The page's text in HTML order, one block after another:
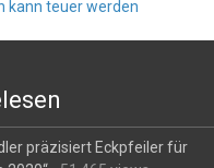
kann teuer werden
präzisiert Eckpfeiler für